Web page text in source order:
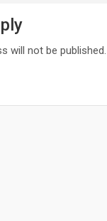
will not be published.